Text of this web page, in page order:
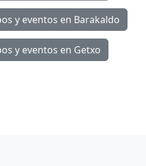
y eventos en Barakaldo
y eventos en Getxo